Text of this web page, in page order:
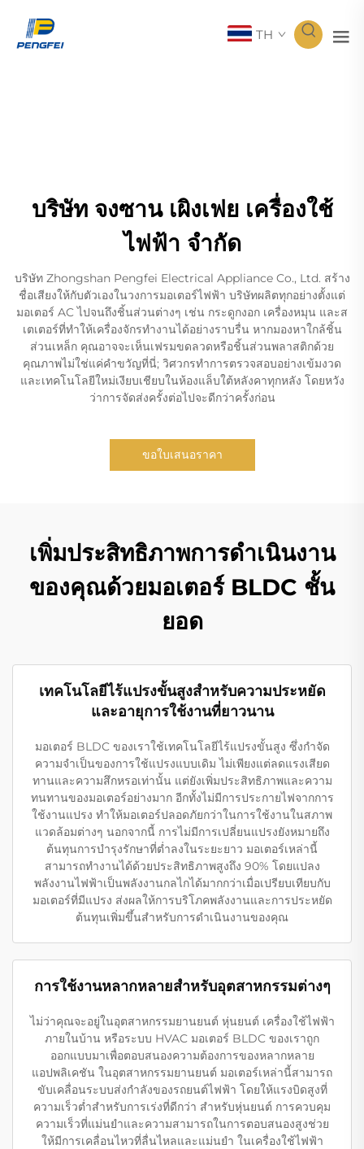
TH
บริษัท จงซาน เผิงเฟย เครื่องใช้
ไฟฟ้า จำกัด
บริษัท Zhongshan Pengfei Electrical Appliance Co., Ltd. สร้าง
ชื่อเสียงให้กับตัวเองในวงการมอเตอร์ไฟฟ้า บริษัทผลิตทุกอย่างตั้งแต่
มอเตอร์ AC ไปจนถึงชิ้นส่วนต่างๆ เช่น กระดูกงอก เครื่องหมุน และส
เตเตอร์ที่ทำให้เครื่องจักรทำงานได้อย่างราบรื่น หากมองหาใกล้ชิ้น
ส่วนเหล็ก คุณอาจจะเห็นเฟรมขดลวดหรือชิ้นส่วนพลาสติกด้วย
คุณภาพไม่ใช่แค่คำขวัญที่นี่; วิศวกรทำการตรวจสอบอย่างเข้มงวด
และเทคโนโลยีใหม่เงียบเชียบในห้องแล็บใต้หลังคาทุกหลัง โดยหวัง
ว่าการจัดส่งครั้งต่อไปจะดีกว่าครั้งก่อน
ขอใบเสนอราคา
เพิ่มประสิทธิภาพการดำเนินงาน
ของคุณด้วยมอเตอร์ BLDC ชั้น
ยอด
เทคโนโลยีไร้แปรงขั้นสูงสำหรับความประหยัด
และอายุการใช้งานที่ยาวนาน
มอเตอร์ BLDC ของเราใช้เทคโนโลยีไร้แปรงขั้นสูง ซึ่งกำจัด
ความจำเป็นของการใช้แปรงแบบเดิม ไม่เพียงแต่ลดแรงเสียด
ทานและความสึกหรอเท่านั้น แต่ยังเพิ่มประสิทธิภาพและความ
ทนทานของมอเตอร์อย่างมาก อีกทั้งไม่มีการประกายไฟจากการ
ใช้งานแปรง ทำให้มอเตอร์ปลอดภัยกว่าในการใช้งานในสภาพ
แวดล้อมต่างๆ นอกจากนี้ การไม่มีการเปลี่ยนแปรงยังหมายถึง
ต้นทุนการบำรุงรักษาที่ต่ำลงในระยะยาว มอเตอร์เหล่านี้
สามารถทำงานได้ด้วยประสิทธิภาพสูงถึง 90% โดยแปลง
พลังงานไฟฟ้าเป็นพลังงานกลไกได้มากกว่าเมื่อเปรียบเทียบกับ
มอเตอร์ที่มีแปรง ส่งผลให้การบริโภคพลังงานและการประหยัด
ต้นทุนเพิ่มขึ้นสำหรับการดำเนินงานของคุณ
การใช้งานหลากหลายสำหรับอุตสาหกรรมต่างๆ
ไม่ว่าคุณจะอยู่ในอุตสาหกรรมยานยนต์ หุ่นยนต์ เครื่องใช้ไฟฟ้า
ภายในบ้าน หรือระบบ HVAC มอเตอร์ BLDC ของเราถูก
ออกแบบมาเพื่อตอบสนองความต้องการของหลากหลาย
แอปพลิเคชัน ในอุตสาหกรรมยานยนต์ มอเตอร์เหล่านี้สามารถ
ขับเคลื่อนระบบส่งกำลังของรถยนต์ไฟฟ้า โดยให้แรงบิดสูงที่
ความเร็วต่ำสำหรับการเร่งที่ดีกว่า สำหรับหุ่นยนต์ การควบคุม
ความเร็วที่แม่นยำและความสามารถในการตอบสนองสูงช่วย
ให้มีการเคลื่อนไหวที่ลื่นไหลและแม่นยำ ในเครื่องใช้ไฟฟ้า